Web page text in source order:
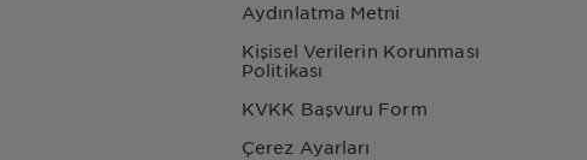
Aydınlatma Metni
Kişisel Verilerin Korunması
Politikası
KVKK Başvuru Form
Çerez Ayarları